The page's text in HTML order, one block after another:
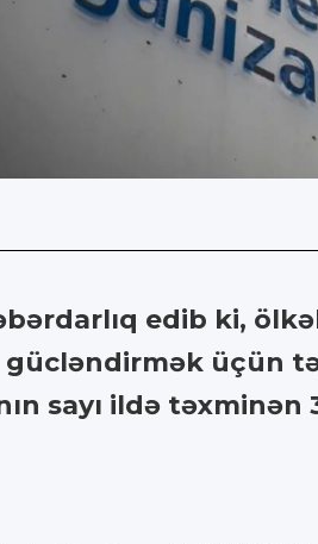
edib ki,
gücləndirmək üçün
sayı ildə təxminən